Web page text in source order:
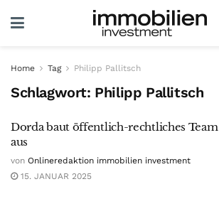
Home Tag Philipp Pallitsch
Schlagwort: Philipp Pallitsch
Dorda baut öffentlich-rechtliches Team
aus
von Onlineredaktion immobilien investment
15. JANUAR 2025